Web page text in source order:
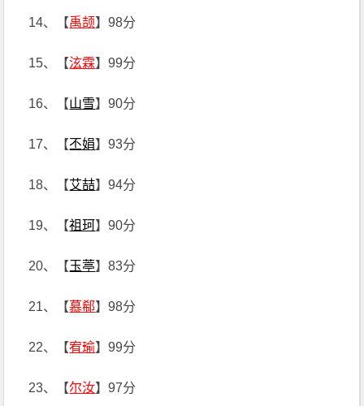
14、【禹颉】98分
15、【泫霖】99分
16、【山雪】90分
17、【丕娟】93分
18、【艾喆】94分
19、【祖珂】90分
20、【玉葶】83分
21、【慕郗】98分
22、【宥瑜】99分
23、【尔汝】97分